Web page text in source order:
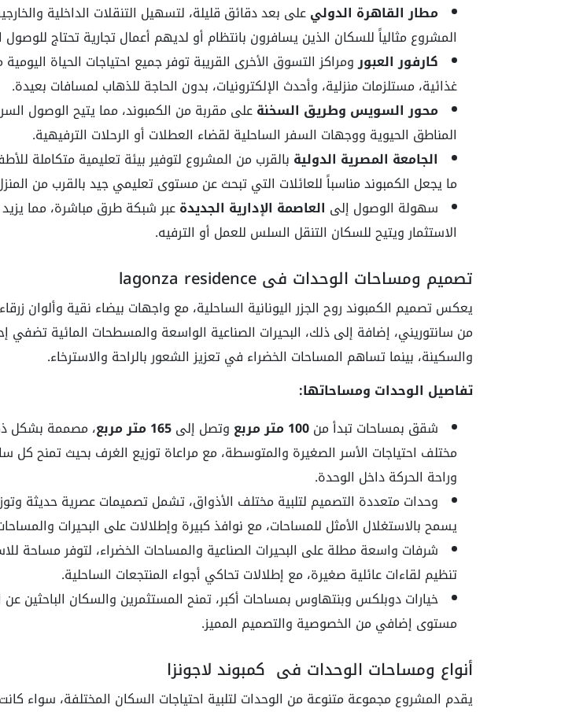
مطار القاهرة الدوليعلى بعد دقائق قليلة، لتسهيل التنقلات الداخلية
المشروع مثالياً للسكان الذين يسافرون بانتظام أو لديهم أعمال تجارية تحتاج للوصول
كارفور العبورومراكز التسوق الأخرى القريبة توفر جميع احتياجات الحياة
غذائية، مستلزمات منزلية، وأحدث الإلكترونيات، بدون الحاجة للذهاب لمسافات بعيدة.
محور السويس وطريق السخنةعلى مقربة من الكمبوند، مما يتيح الوصول
المناطق الحيوية ووجهات السفر الساحلية لقضاء العطلات أو الرحلات الترفيهية.
الجامعة المصرية الدولية بالقرب من المشروع لتوفير بيئة تعليمية متكاملة
ما يجعل الكمبوند مناسباً للعائلات التي تبحث عن مستوى تعليمي جيد بالقرب من
سهولة الوصول إلى العاصمة الإدارية الجديدةعبر شبكة طرق مباشرة، مما
الاستثمار ويتيح للسكان التنقل السلس للعمل أو الترفيه.
تصميم ومساحات الوحدات في lagonza residence
يعكس تصميم الكمبوند روح الجزر اليونانية الساحلية، مع واجهات بيضاء نقية وألوان
من سانتوريني، إضافة إلى ذلك، البحيرات الصناعية الواسعة والمسطحات المائية
والسكينة، بينما تساهم المساحات الخضراء في تعزيز الشعور بالراحة والاسترخاء.
تفاصيل الوحدات ومساحاتها:
شقق بمساحات تبدأ من100 متر مربع وتصل إلى165 متر مربع
، مصممة بشكل
مختلف احتياجات الأسر الصغيرة والمتوسطة، مع مراعاة توزيع الغرف بحيث تمنح كل
وراحة الحركة داخل الوحدة.
وحدات متعددة التصميم لتلبية مختلف الأذواق، تشمل تصميمات عصرية حديثة
يسمح بالاستغلال الأمثل للمساحات، مع نوافذ كبيرة وإطلالات على البحيرات
شرفات واسعة مطلة على البحيرات الصناعية والمساحات الخضراء، لتوفر مساحة
تنظيم لقاءات عائلية صغيرة، مع إطلالات تحاكي أجواء المنتجعات الساحلية.
خيارات دوبلكس وبنتهاوس بمساحات أكبر، تمنح المستثمرين والسكان الباحثين عن
مستوى إضافي من الخصوصية والتصميم المميز.
أنواع ومساحات الوحدات في كمبوند لاجونزا
يقدم المشروع مجموعة متنوعة من الوحدات لتلبية احتياجات السكان المختلفة، سواء